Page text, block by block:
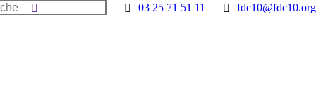
03 25 71 51 11 fdc10@fdc10.org